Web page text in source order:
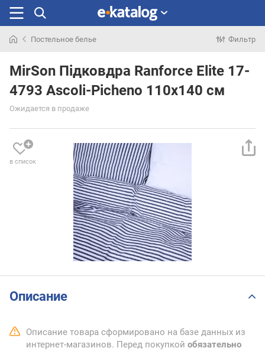
раньше
Постельное белье Фильтр
MirSon Підковдра Ranforce Elite 17-
4793 Ascoli-Picheno 110х140 см
Ожидается в продаже
в список
Описание
Описание товара сформировано на базе данных из
интернет-магазинов. Перед покупкой обязательно